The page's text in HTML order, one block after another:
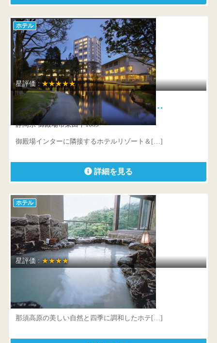
ホテル
星評価 :★★★★★
ホテルリゾート＆レストラン マ…
静岡県 御殿場市東田中1089
御殿場インターに隣接するホテルリゾート＆[…]
詳細を見る
ホテル
星評価 :★★★★
ホテルラフォーレ那須
栃木県 那須郡那須町湯本206-959
那須高原の美しい自然と四季に調和したホテ[…]